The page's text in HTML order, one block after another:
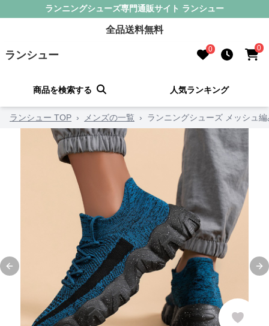
ランニングシューズ専門通販サイト ランシュー
全品送料無料
ランシュー 0 0
商品を検索する 人気ランキング
ランシュー TOP › メンズの一覧 › ランニングシューズ メッシュ
Previous slide